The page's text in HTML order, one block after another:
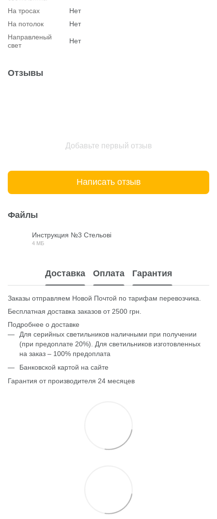
На тросах
Нет
На потолок
Нет
Hаправленый
свет
Нет
Отзывы
Добавьте первый отзыв
Написать отзыв
Файлы
Инструкция №3 Стельові
4 МБ
Доставка Оплата Гарантия
Заказы отправляем Новой Почтой по тарифам перевозчика.
Бесплатная доставка заказов от 2500 грн.
Подробнее о доставке
Для серийных светильников наличными при получении
(при предоплате 20%). Для светильников изготовленных
на заказ – 100% предоплата
Банковской картой на сайте
Гарантия от производителя 24 месяцев